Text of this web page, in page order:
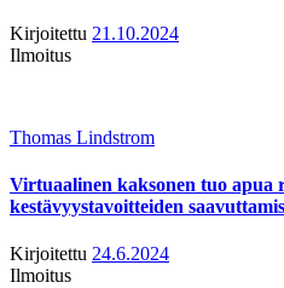
Kirjoitettu 21.10.2024
Ilmoitus
Thomas Lindstrom
Virtuaalinen kaksonen tuo apua
kestävyystavoitteiden
Kirjoitettu 24.6.2024
Ilmoitus